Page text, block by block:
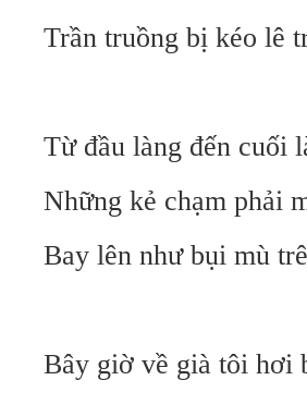
Trần truồng bị kéo lê
Từ đầu làng đến cuối
Những kẻ chạm phải
Bay lên như bụi mù
Bây giờ về già tôi hơi